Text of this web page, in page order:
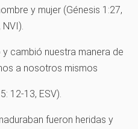
y mujer (Génesis 1:27,
cambió nuestra manera de
a nosotros mismos
12-13, ESV).
fueron heridas y